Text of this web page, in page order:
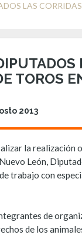
LAS
TOROS
2013
la realización
León,
trabajo con
de
de los